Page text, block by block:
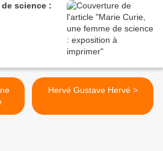
de science :
Hervé Gustave Hervé >